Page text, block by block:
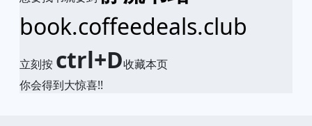
book.coffeedeals.club
立刻按 ctrl+D收藏本页
你会得到大惊喜!!